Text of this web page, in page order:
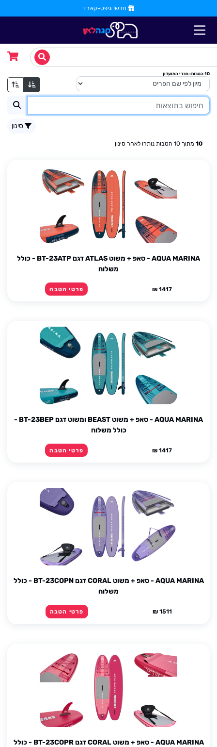
חדש! גיפט-קארד
10הטבות: חברי המועדון
10 מתוך 10 הטבות נותרו לאחר סינון
AQUA MARINA - סאפ + משוט ATLAS דגם BT-23ATP - כולל
משלוח
1417 ₪ פרטי הטבה
AQUA MARINA - סאפ + משוט BEAST ומשוט דגם BT-23BEP -
כולל משלוח
1417 ₪ פרטי הטבה
AQUA MARINA - סאפ + משוט CORAL דגם BT-23COPN - כולל
משלוח
1511 ₪ פרטי הטבה
AQUA MARINA - סאפ + משוט CORAL דגם BT-23COPR - כולל